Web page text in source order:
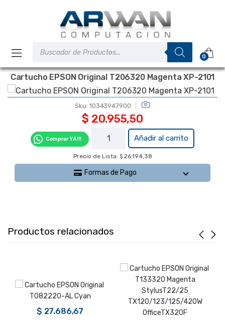
0
Cartucho EPSON Original T206320 Magenta XP-2101
Sku: 10343947900
$ 20.955,50
Comprar YA!!!
Cartucho
Original
T206320
Magenta
Añadir al carrito
Precio de Lista: $ 26.194,38
Formas de Pago
Productos relacionados
$ 27.686,67